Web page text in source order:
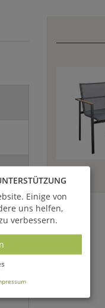
Einige von
uns helfen,
verbessern.